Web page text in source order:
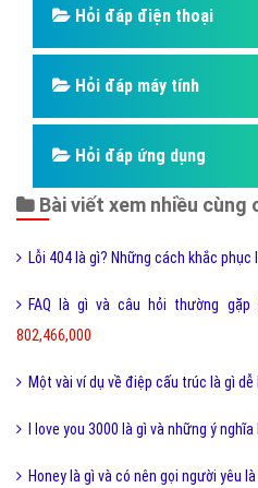
Hỏi đáp điện thoại
Hỏi đáp máy tính
Hỏi đáp ứng dụng
Bài viết xem nhiều cùng
Lỗi 404 là gì? Những cách khắc phục
FAQ là gì và câu hỏi thường gặp
802,466,000
Một vài ví dụ về điệp cấu trúc là gì dễ
I love you 3000 là gì và những ý
Honey là gì và có nên gọi người yêu